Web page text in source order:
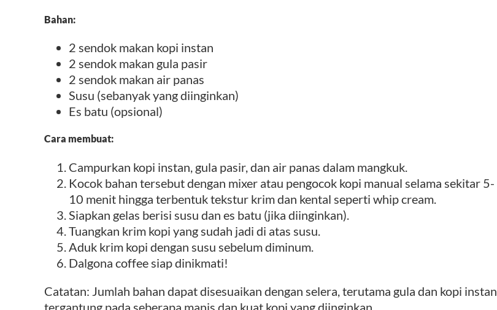
Bahan:
2 sendok makan kopi instan
2 sendok makan gula pasir
2 sendok makan air panas
Susu (sebanyak yang diinginkan)
Es batu (opsional)
Cara membuat:
Campurkan kopi instan, gula pasir, dan air panas dalam mangkuk.
Kocok bahan tersebut dengan mixer atau pengocok kopi manual selama sekitar 5-
10 menit hingga terbentuk tekstur krim dan kental seperti whip cream.
Siapkan gelas berisi susu dan es batu (jika diinginkan).
Tuangkan krim kopi yang sudah jadi di atas susu.
Aduk krim kopi dengan susu sebelum diminum.
Dalgona coffee siap dinikmati!
Catatan: Jumlah bahan dapat disesuaikan dengan selera, terutama gula dan kopi instan,
tergantung pada seberapa manis dan kuat kopi yang diinginkan.